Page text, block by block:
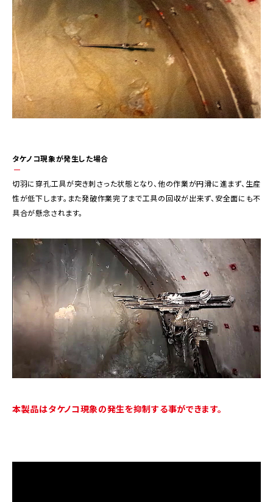
タケノコ現象が発生した場合
切羽に穿孔工具が突き刺さった状態となり、他の作業が円滑に進まず、生産
性が低下します。また発破作業完了まで工具の回収が出来ず、安全面にも不
具合が懸念されます。
本製品はタケノコ現象の発生を抑制する事ができます。